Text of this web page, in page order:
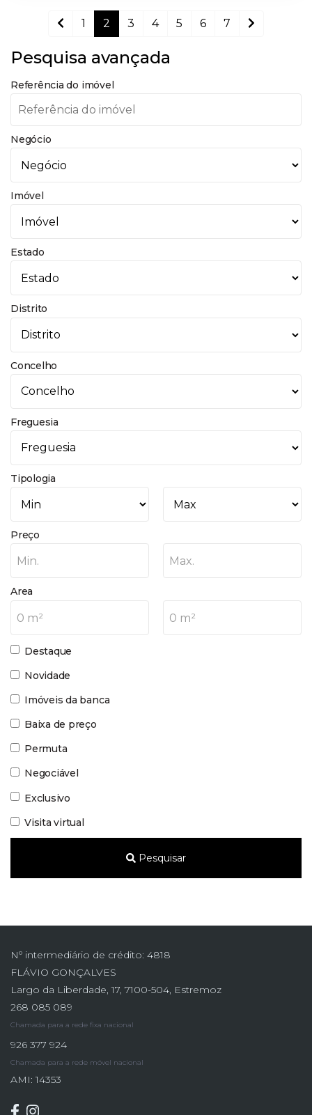
1 2 3 4 5 6 7
Pesquisa avançada
Referência do imóvel
Negócio
Imóvel
Estado
Distrito
Concelho
Freguesia
Tipologia
Preço
Min. Max.
Area
0 m² 0 m²
Destaque
Novidade
Imóveis da banca
Baixa de preço
Permuta
Negociável
Exclusivo
Visita virtual
Pesquisar
Nº intermediário de crédito: 4818
FLÁVIO GONÇALVES
Largo da Liberdade, 17, 7100-504, Estremoz
268 085 089
Chamada para a rede fixa nacional
926 377 924
Chamada para a rede móvel nacional
AMI: 14353